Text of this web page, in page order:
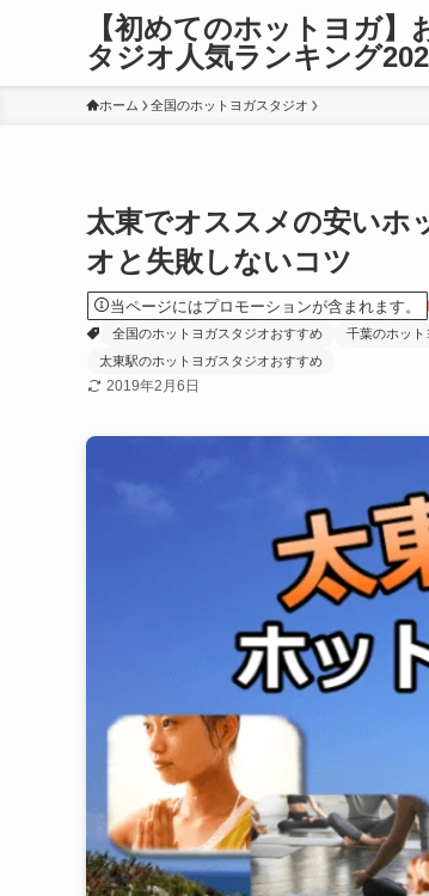
【初めてのホットヨガ】
タジオ人気ランキング
ホーム 全国のホットヨガスタジオ
太東でオススメの安い
オと失敗しないコツ
当ページにはプロモーションが含まれます。
全国のホットヨガスタジオおすすめ
千葉のホッ
太東駅のホットヨガスタジオおすすめ
2019年2月6日